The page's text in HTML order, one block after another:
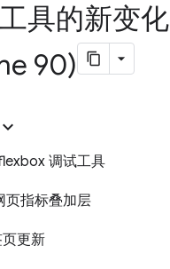
具的新变化
90)
调试工具
页指标叠加层
页更新